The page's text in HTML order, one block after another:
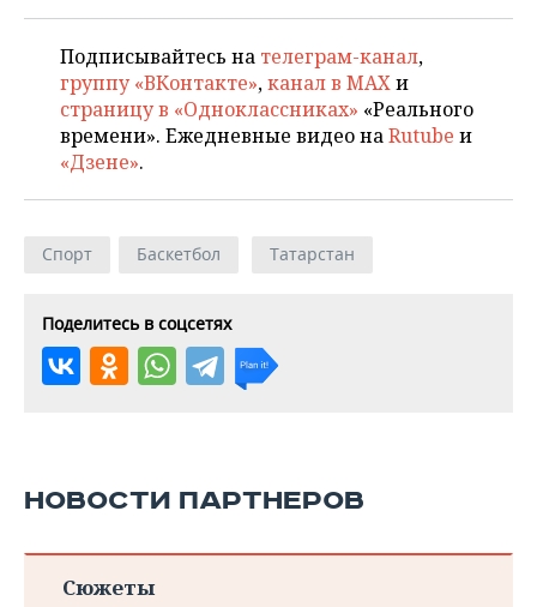
Подписывайтесь на телеграм-канал,
группу «ВКонтакте»,канал в MAXи
страницу в «Одноклассниках» «Реального
времени». Ежедневные видео наRutube и
«Дзене».
Спорт Баскетбол Татарстан
Поделитесь в соцсетях
НОВОСТИ ПАРТНЕРОВ
Сюжеты